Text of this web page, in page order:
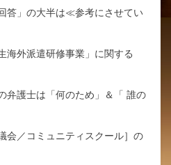
答」の大半は≪参考にさせてい
海外派遣研修事業」に関する
弁護士は「何のため」＆「 誰の
会／コミュニティスクール］の